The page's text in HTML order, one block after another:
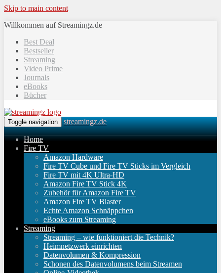
Skip to main content
Willkommen auf Streamingz.de
Best Deal
Bestseller
Streaming
Video Prime
Journals
eBooks
Bücher
Toggle navigation streamingz.de
Home
Fire TV
Amazon Hardware
Fire TV Cube und Fire TV Sticks im Vergleich
Fire TV mit 4K Ultra-HD
Amazon Fire TV Stick 4K
Zubehör für Amazon Fire TV
Amazon Fire TV Blaster
Echte Amazon Schnäppchen
eBooks zum Streaming
Streaming
Streaming – wie funktioniert die Technik?
Heimnetzwerk einrichten
Datenvolumen & Kompression
Schonen des Datenvolumens beim Streamen